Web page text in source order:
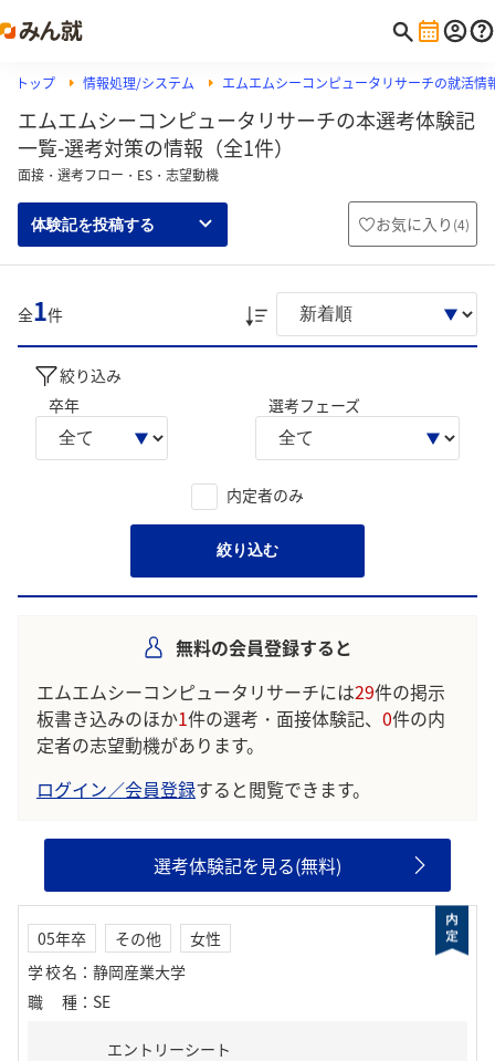
トップ 情報処理/システム エムエムシーコンピュータリサーチの就活情
エムエムシーコンピュータリサーチの本選考体験記
一覧-選考対策の情報（全1件）
面接・選考フロー・ES・志望動機
体験記を投稿する お気に入り (4)
全1件
絞り込み
卒年
選考フェーズ
内定者のみ
絞り込む
無料の会員登録すると
エムエムシーコンピュータリサーチには29件の掲示
板書き込みのほか1件の選考・面接体験記、 0件の内
定者の志望動機があります。
ログイン／会員登録すると閲覧できます。
選考体験記を見る(無料)
05年卒 その他
女性
学校名 ： 静岡産業大学
職種 ： SE
エントリーシート